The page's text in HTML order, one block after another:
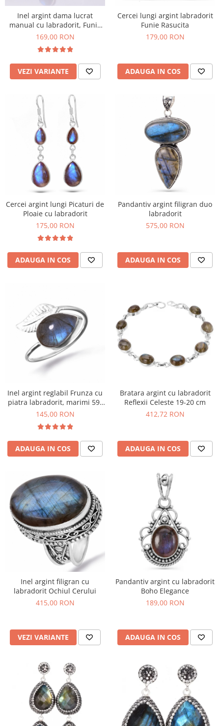
Bijuterii onix
Bijuterii opal
Bijuterii peridot
Bijuterii perle
Bijuterii piatra lunii
Bijuterii rodocrozit
Bijuterii rubin
Bijuterii safir
Bijuterii sidef si abalone
Bijuterii smarald
Bijuterii sodalit
Bijuterii spinel
Bijuterii tanzanit
Bijuterii topaz
Bijuterii turcoaz
Bijuterii turmaline
Bijuterii morganit
Inel argint dama lucrat
manual cu labradorit, Funie
Rasucita
169,00 RON
VEZI VARIANTE
Cercei lungi argint labradorit
Funie Rasucita
179,00 RON
ADAUGA IN COS
Cercei argint lungi Picaturi de
Ploaie cu labradorit
175,00 RON
ADAUGA IN COS
Pandantiv argint filigran duo
labradorit
575,00 RON
ADAUGA IN COS
Inel argint reglabil Frunza cu
piatra labradorit, marimi 59-
66
145,00 RON
ADAUGA IN COS
Bratara argint cu labradorit
Reflexii Celeste 19-20 cm
412,72 RON
ADAUGA IN COS
Inel argint filigran cu
labradorit Ochiul Cerului
415,00 RON
VEZI VARIANTE
Pandantiv argint cu labradorit
Boho Elegance
189,00 RON
ADAUGA IN COS